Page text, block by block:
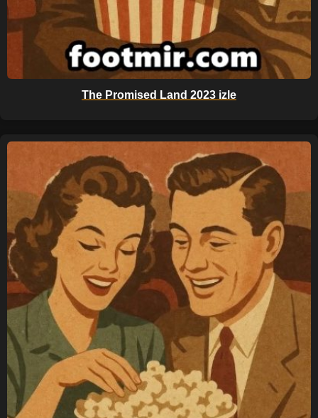
The Promised Land 2023 izle